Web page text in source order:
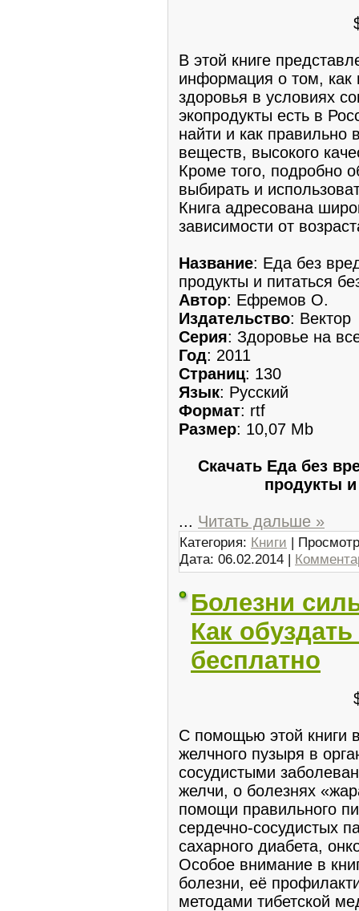
В этой книге
информация о том, как
здоровья в условиях
экопродукты есть в
найти и как правильно
веществ, высокого
Кроме того, подробно
выбирать и
Книга адресована
зависимости от
Название: Еда без
продукты и питаться
Автор: Ефремов О.
Издательство: Вектор
Серия: Здоровье на
Год: 2011
Страниц: 130
Язык: Русский
Формат: rtf
Размер: 10,07 Mb
Скачать Еда без
продукты и
... Читать дальше »
Категория: Книги |
Дата: 06.02.2014 |
Болезни
Как
бесплатно
С помощью этой книги
желчного пузыря в
сосудистыми
желчи, о болезнях
помощи правильного
сердечно-сосудистых
сахарного диабета,
Особое внимание в
болезни, её
методами тибетской